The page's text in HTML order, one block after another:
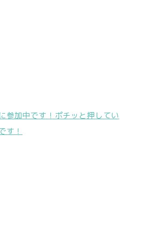
参加中です！ポチッと押してい
す！